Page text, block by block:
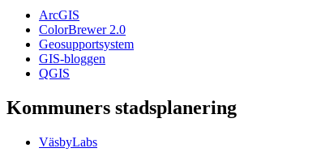
ArcGIS
ColorBrewer 2.0
Geosupportsystem
GIS-bloggen
QGIS
Kommuners stadsplanering
VäsbyLabs